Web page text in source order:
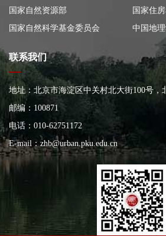
国家自然资源部
国家住
国家自然科学基金委员会
中国地
联系我们
地址：北京市海淀区中关村北大街100号，
大楼
邮编：100871
电话：010-62751172
E-mail：zhb@urban.pku.edu.cn